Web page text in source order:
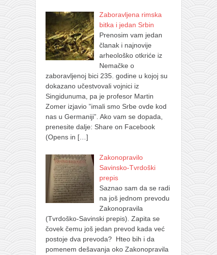
Zaboravljena rimska
bitka i jedan Srbin
Prenosim vam jedan
članak i najnovije
arheološko otkriće iz
Nemačke o
zaboravljenoj bici 235. godine u kojoj su
dokazano učestvovali vojnici iz
Singidunuma, pa je profesor Martin
Zomer izjavio ”imali smo Srbe ovde kod
nas u Germaniji”. Ako vam se dopada,
prenesite dalje: Share on Facebook
(Opens in […]
Zakonopravilo
Savinsko-Tvrdoški
prepis
Saznao sam da se radi
na još jednom prevodu
Zakonopravila
(Tvrdoško-Savinski prepis). Zapita se
čovek čemu još jedan prevod kada već
postoje dva prevoda? Hteo bih i da
pomenem dešavanja oko Zakonopravila